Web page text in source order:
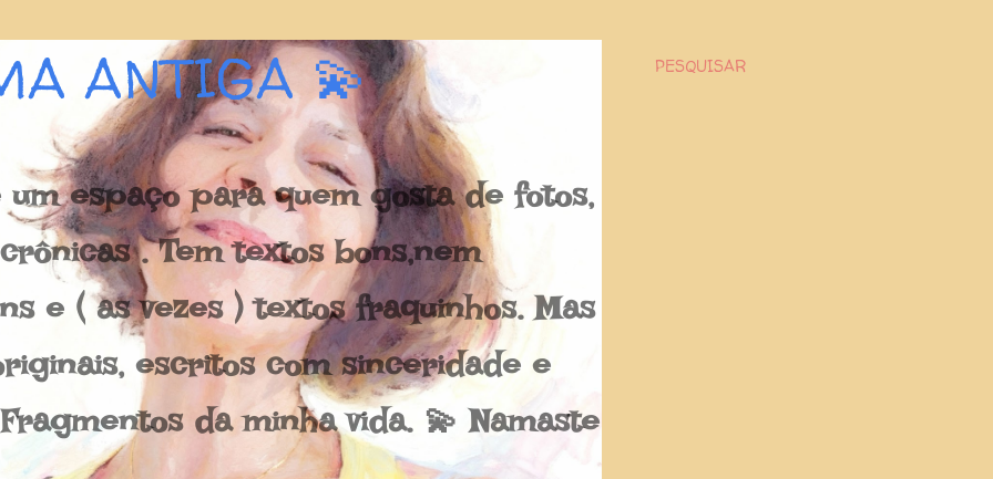
PESQUISAR
ANTIGA 💫
um espaço para quem gosta de fotos,
. Tem textos bons,nem
e ( as vezes ) textos fraquinhos. Mas
escritos com sinceridade e
da minha vida. 💫 Namaste